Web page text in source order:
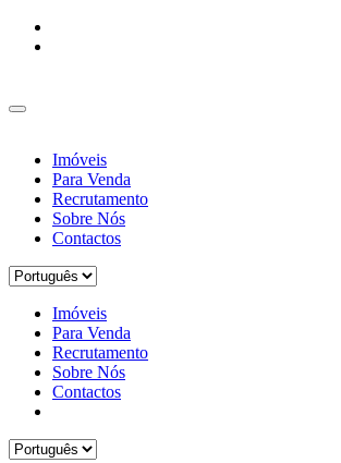
Imóveis
Para Venda
Recrutamento
Sobre Nós
Contactos
Imóveis
Para Venda
Recrutamento
Sobre Nós
Contactos